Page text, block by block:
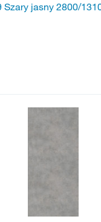
Szary jasny 2800/